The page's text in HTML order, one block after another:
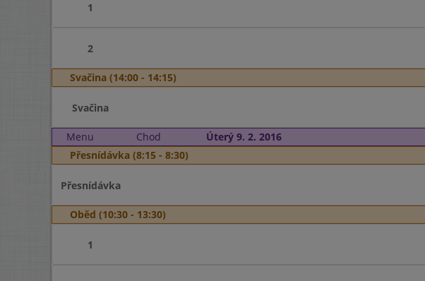
1
2
Svačina (14:00 - 14:15)
Svačina
Menu Chod
Úterý 9. 2. 2016
Přesnídávka (8:15 - 8:30)
Přesnídávka
Oběd (10:30 - 13:30)
1